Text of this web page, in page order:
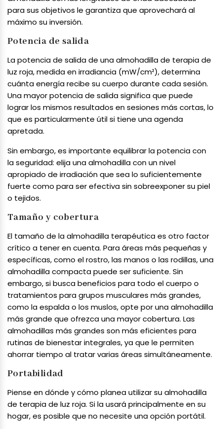
para sus objetivos le garantiza que aprovechará al
máximo su inversión.
Potencia de salida
La potencia de salida de una almohadilla de terapia de
luz roja, medida en irradiancia (mW/cm²), determina
cuánta energía recibe su cuerpo durante cada sesión.
Una mayor potencia de salida significa que puede
lograr los mismos resultados en sesiones más cortas, lo
que es particularmente útil si tiene una agenda
apretada.
Sin embargo, es importante equilibrar la potencia con
la seguridad: elija una almohadilla con un nivel
apropiado de irradiación que sea lo suficientemente
fuerte como para ser efectiva sin sobreexponer su piel
o tejidos.
Tamaño y cobertura
El tamaño de la almohadilla terapéutica es otro factor
crítico a tener en cuenta. Para áreas más pequeñas y
específicas, como el rostro, las manos o las rodillas, una
almohadilla compacta puede ser suficiente. Sin
embargo, si busca beneficios para todo el cuerpo o
tratamientos para grupos musculares más grandes,
como la espalda o los muslos, opte por una almohadilla
más grande que ofrezca una mayor cobertura. Las
almohadillas más grandes son más eficientes para
rutinas de bienestar integrales, ya que le permiten
ahorrar tiempo al tratar varias áreas simultáneamente.
Portabilidad
Piense en dónde y cómo planea utilizar su almohadilla
de terapia de luz roja. Si la usará principalmente en su
hogar, es posible que no necesite una opción portátil.